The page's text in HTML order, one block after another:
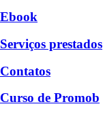
Ebook
Serviços prestados
Contatos
Curso de Promob